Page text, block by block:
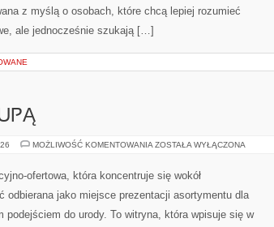
z myślą o osobach, które chcą lepiej rozumieć
ale jednocześnie szukają […]
MOŻLIWOŚĆ KOMENTOWANIA SKŁADNIKI
ZOSTAŁA WYŁĄCZONA
ofertowa, która koncentruje się wokół
odbierana jako miejsce prezentacji asortymentu dla
podejściem do urody. To witryna, która wpisuje się w